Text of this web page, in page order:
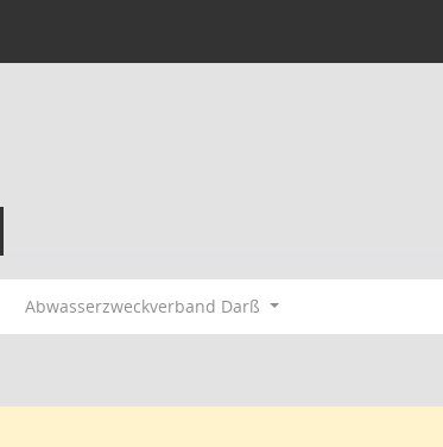
Abwasserzweckverband Darß